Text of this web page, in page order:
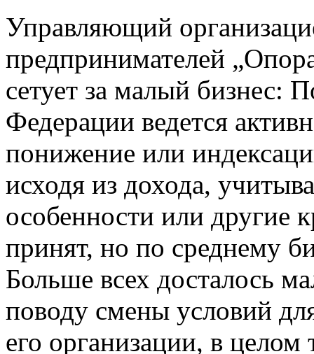
Управляющий
предпринимателей
сетует за малый бизнес:
Федерации ведется
понижение или
исходя из дохода,
особенности или другие
принят, но по среднему
Больше всех досталось
поводу смены условий
его организации, в целом